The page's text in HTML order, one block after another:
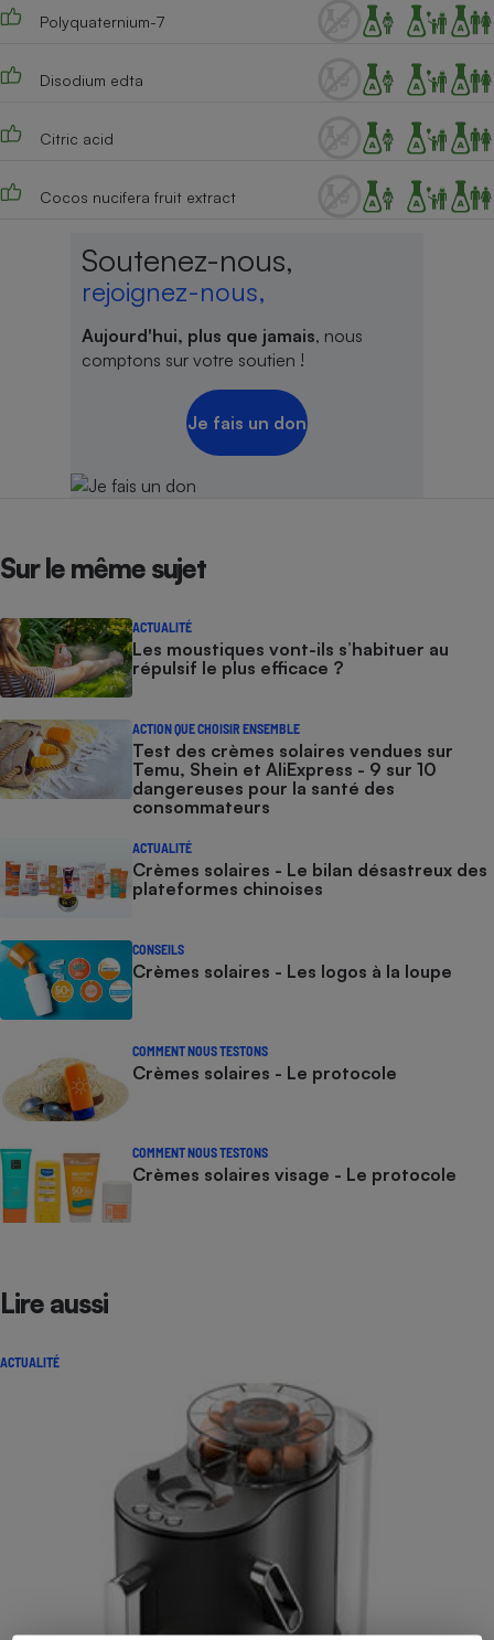
Polyquaternium-7
Disodium edta
Citric acid
Cocos nucifera fruit extract
Soutenez-nous,
rejoignez-nous,
Aujourd'hui, plus que jamais, nous
comptons sur votre soutien !
Je fais un don
Sur le même sujet
ACTUALITÉ
Les moustiques vont-ils s’habituer au
répulsif le plus efficace ?
ACTION QUE CHOISIR ENSEMBLE
Test des crèmes solaires vendues sur
Temu, Shein et AliExpress - 9 sur 10
dangereuses pour la santé des
consommateurs
ACTUALITÉ
Crèmes solaires - Le bilan désastreux des
plateformes chinoises
CONSEILS
Crèmes solaires - Les logos à la loupe
COMMENT NOUS TESTONS
Crèmes solaires - Le protocole
COMMENT NOUS TESTONS
Crèmes solaires visage - Le protocole
Lire aussi
ACTUALITÉ